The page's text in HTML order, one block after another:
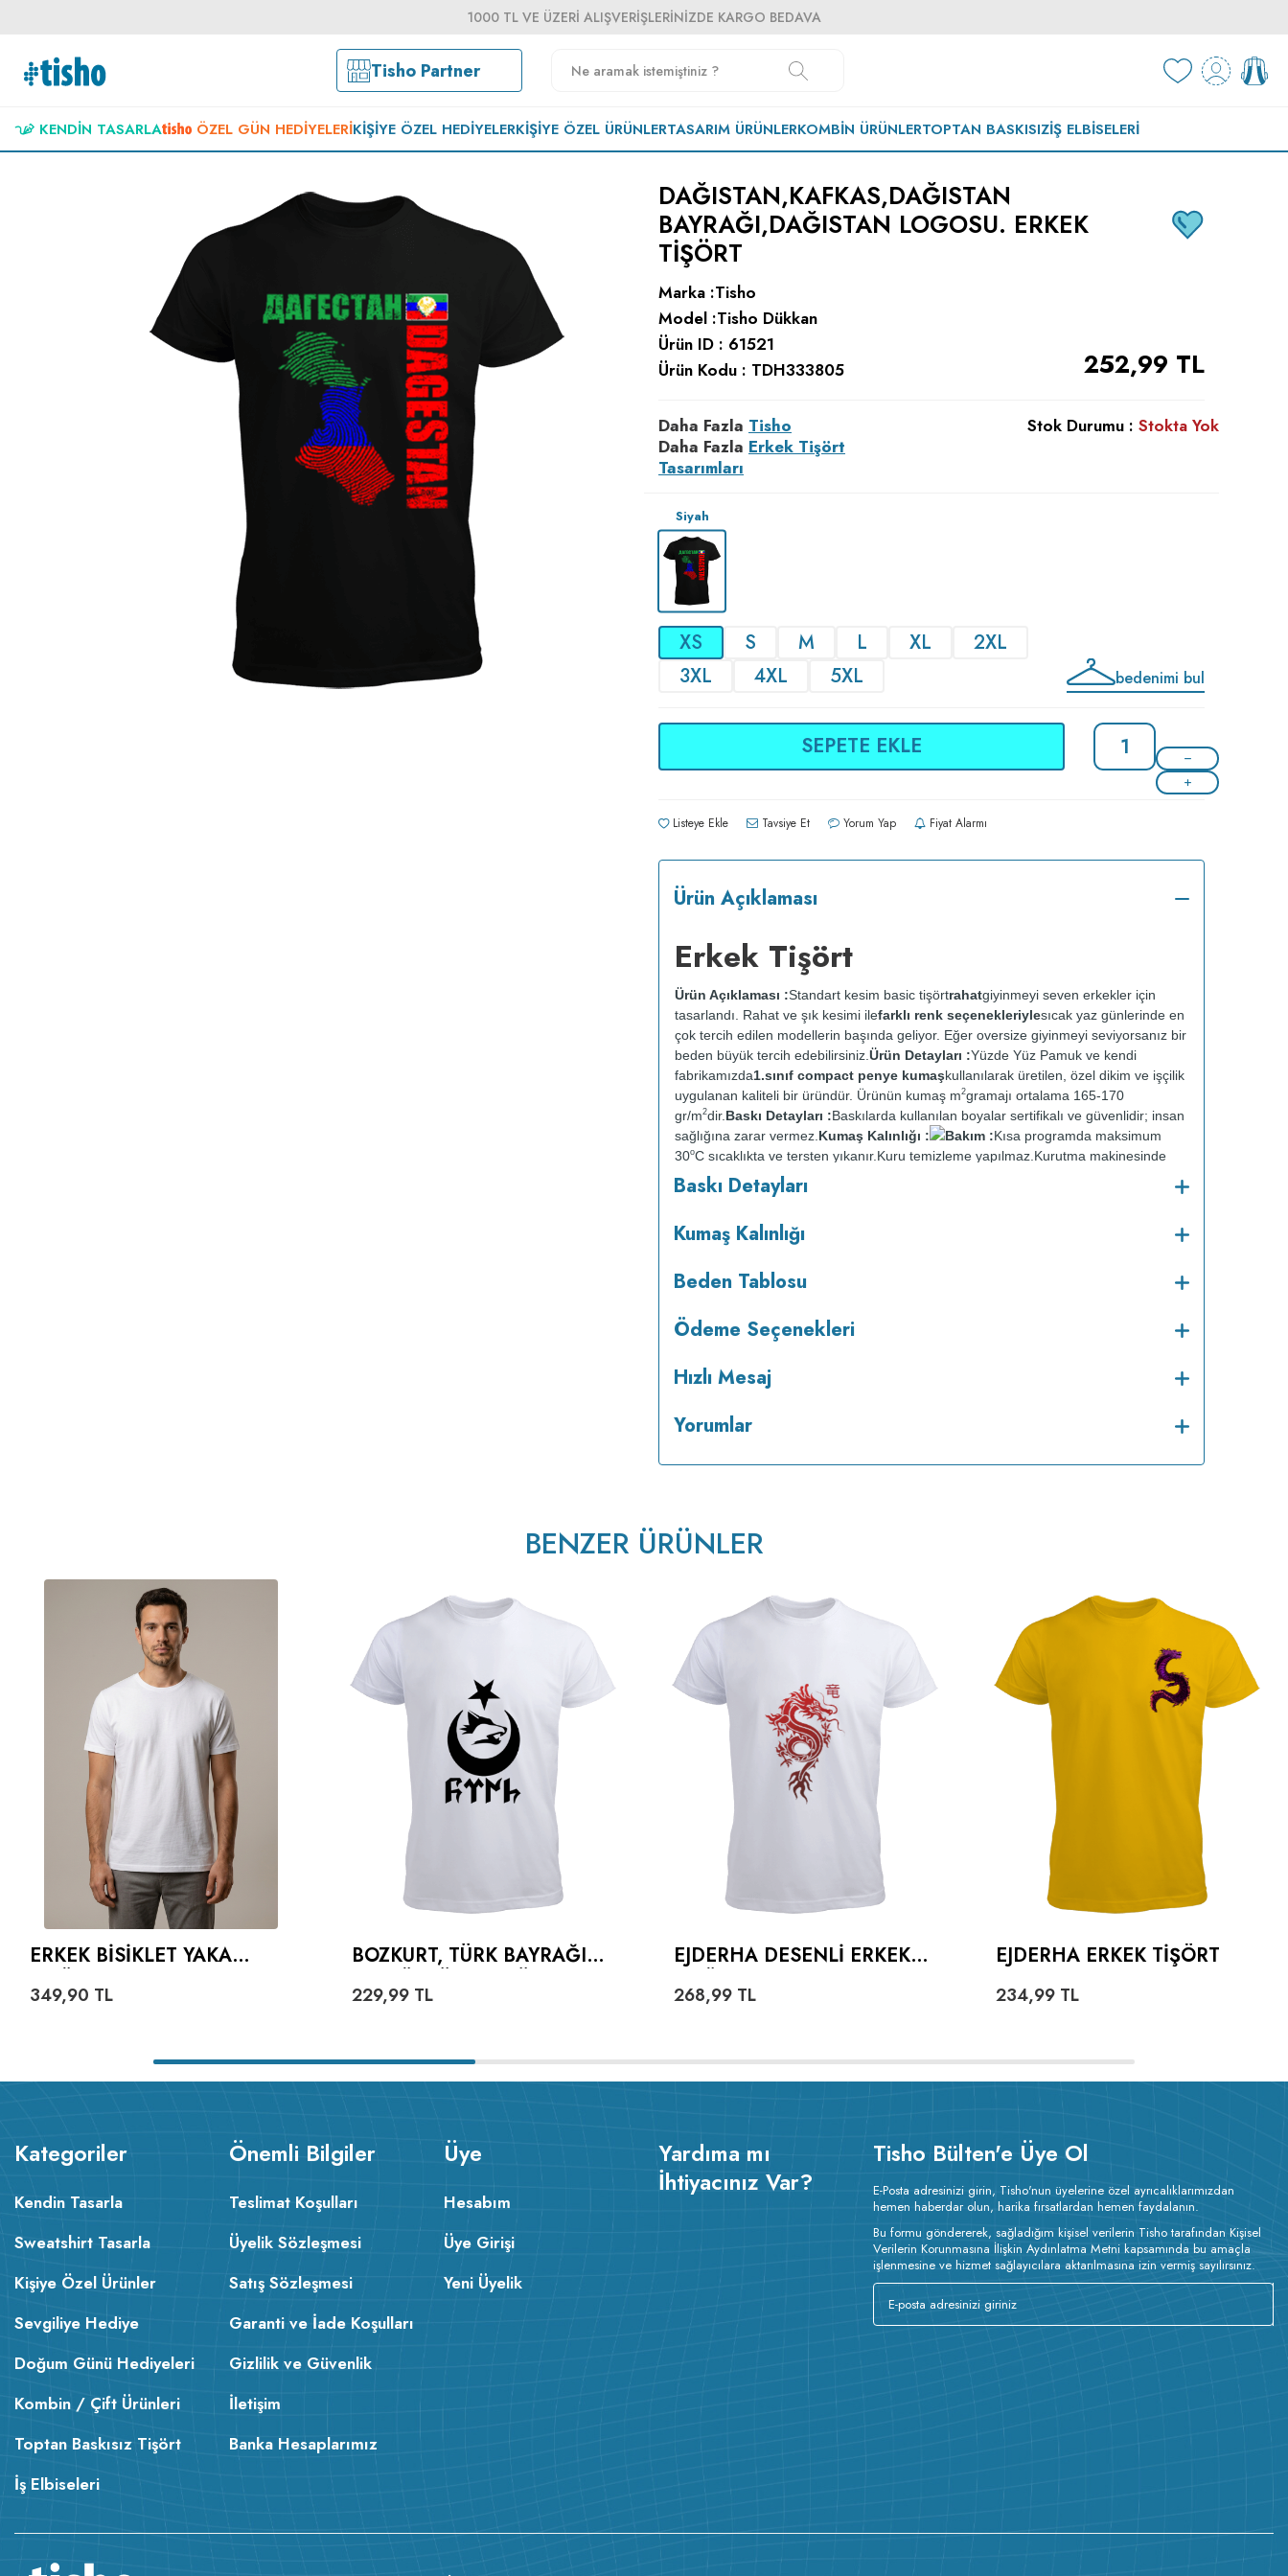
1000 TL VE ÜZERI ALIŞVERIŞLERINIZDE KARGO BEDAVA
Tisho Partner
KENDIN TASARLA ÖZEL GÜN HEDIYELERIKIŞIYE ÖZEL HEDIYELERKIŞIYE ÖZEL ÜRÜNLERTASARIM ÜRÜNLERKOMBIN ÜRÜNLERTOPTAN BASKISIZİŞ ELBISELERI
DAĞISTAN,KAFKAS,DAĞISTAN
BAYRAĞI,DAĞISTAN LOGOSU. ERKEK
TIŞÖRT
Marka :Tisho
Model :Tisho Dükkan
Ürün ID : 61521
Ürün Kodu : TDH333805 252,99 TL
Daha Fazla Tisho
Daha Fazla Erkek Tişört
Tasarımları
Stok Durumu : Stokta Yok
Siyah
XS S M L XL
2XL
3XL
4XL 5XL bedenimi bul
SEPETE EKLE
Listeye Ekle Tavsiye Et Yorum Yap Fiyat Alarmı
Ürün Açıklaması
Erkek Tişört
Ürün Açıklaması :Standart kesim basic tişörtrahatgiyinmeyi seven erkekler için
tasarlandı. Rahat ve şık kesimi ilefarklı renk seçenekleriylesıcak yaz günlerinde en
çok tercih edilen modellerin başında geliyor. Eğer oversize giyinmeyi seviyorsanız bir
beden büyük tercih edebilirsiniz. Ürün Detayları :Yüzde Yüz Pamuk ve kendi
fabrikamızda1.sınıf compact penye kumaşkullanılarak üretilen, özel dikim ve işçilik
uygulanan kaliteli bir üründür. Ürünün kumaş m2gramajı ortalama 165-170
gr/m2dir. Baskı Detayları :Baskılarda kullanılan boyalar sertifikalı ve güvenlidir; insan
sağlığına zarar vermez. Kumaş Kalınlığı : Bakım :Kısa programda maksimum
30oC sıcaklıkta ve tersten yıkanır. Kuru temizleme yapılmaz. Kurutma makinesinde
kurutulmaz.
Orta ısıda ve tersten ütülenir.
Baskı Detayları
Kumaş Kalınlığı
Beden Tablosu
Ödeme Seçenekleri
Hızlı Mesaj
Yorumlar
BENZER ÜRÜNLER
ERKEK BISIKLET YAKA
349,90 TL
BOZKURT, TÜRK BAYRAĞI
YAZILI ERKEK TIŞÖRT
229,99 TL
EJDERHA DESENLI ERKEK
268,99 TL
EJDERHA ERKEK TIŞÖRT
234,99 TL
Kategoriler
Kendin Tasarla
Sweatshirt Tasarla
Kişiye Özel Ürünler
Sevgiliye Hediye
Doğum Günü Hediyeleri
Kombin / Çift Ürünleri
Toptan Baskısız Tişört
İş Elbiseleri
Önemli Bilgiler
Teslimat Koşulları
Üyelik Sözleşmesi
Satış Sözleşmesi
Garanti ve İade Koşulları
Gizlilik ve Güvenlik
İletişim
Banka Hesaplarımız
Üye
Hesabım
Üye Girişi
Yeni Üyelik
Yardıma mı
İhtiyacınız Var?
Tisho Bülten'e Üye Ol
E-Posta adresinizi girin, Tisho'nun üyelerine özel ayrıcalıklarımızdan
hemen haberdar olun, harika fırsatlardan hemen faydalanın.
Bu formu göndererek, sağladığım kişisel verilerin Tisho tarafından Kişisel
Verilerin Korunmasına İlişkin Aydınlatma Metni kapsamında bu amaçla
işlenmesine ve hizmet sağlayıcılara aktarılmasına izin vermiş sayılırsınız.